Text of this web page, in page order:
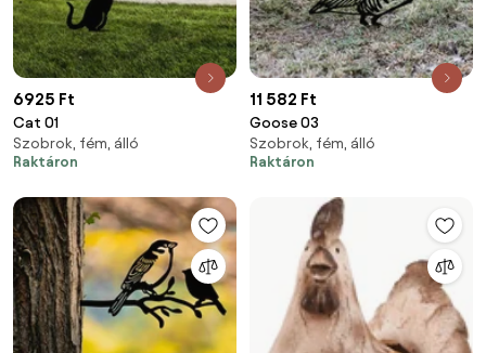
6925 Ft
Cat 01
Szobrok, fém, álló
Raktáron
11 582 Ft
Goose 03
Szobrok, fém, álló
Raktáron